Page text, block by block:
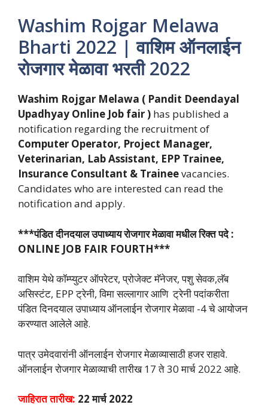
Washim Rojgar Melawa
Bharti 2022 | वाशिम ऑनलाईन
रोजगार मेळावा भरती 2022
Washim Rojgar Melawa ( Pandit Deendayal
Upadhyay Online Job fair ) has published a
notification regarding the recruitment of
Computer Operator, Project Manager,
Veterinarian, Lab Assistant, EPP Trainee,
Insurance Consultant & Traineevacancies.
Candidates who are interested can read the
notification and apply.
***पंडित दीनदयाल उपाध्याय रोजगार मेळावा मधील रिक्त पदे :
ONLINE JOB FAIR FOURTH***
वाशिम येथे कॉम्प्युटर ऑपरेटर, प्रोजेक्ट मॅनेजर, पशु सेवक,लॅब
असिस्टंट, EPP ट्रेनी, विमा सल्लागार आणि ट्रेनी पदांकरीता
पंडित दिनदयाल उपाध्याय ऑनलाईन रोजगार मेळावा -4 चे आयोजन
करण्यात आलेले आहे.
पात्र उमेदवारांनी ऑनलाईन रोजगार मेळाव्यासाठी हजर राहावे.
ऑनलाईन रोजगार मेळाव्याची तारीख 17 ते 30 मार्च 2022 आहे.
जाहिरात तारीख: 22 मार्च 2022